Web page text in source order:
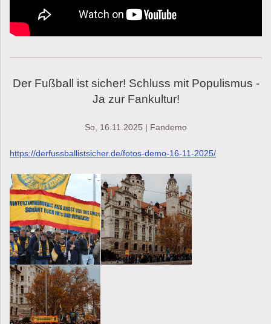
Der Fußball ist sicher! Schluss mit Populismus -
Ja zur Fankultur!
So, 16.11.2025 | Fandemo
https://derfussballistsicher.de/fotos-demo-16-11-2025/